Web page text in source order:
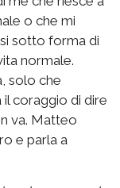
o che mi
sotto forma di
normale.
solo che
coraggio di dire
va. Matteo
e parla a